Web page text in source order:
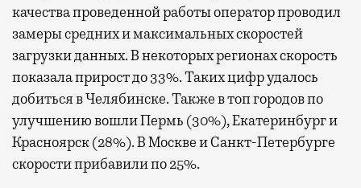
качества проведенной работы оператор проводил
замеры средних и максимальных скоростей
загрузки данных. В некоторых регионах скорость
показала прирост до 33%. Таких цифр удалось
добиться в Челябинске. Также в топ городов по
улучшению вошли Пермь (30%), Екатеринбург и
Красноярск (28%). В Москве и Санкт-Петербурге
скорости прибавили по 25%.